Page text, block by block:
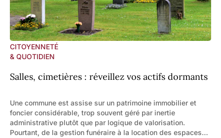
CITOYENNETÉ
& QUOTIDIEN
Salles, cimetières : réveillez vos actifs dormants
Une commune est assise sur un patrimoine immobilier et
foncier considérable, trop souvent géré par inertie
administrative plutôt que par logique de valorisation.
Pourtant, de la gestion funéraire à la location des espaces